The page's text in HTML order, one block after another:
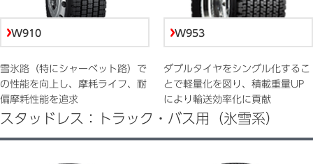
W910
雪氷路（特にシャーベット路）で
の性能を向上し、摩耗ライフ、耐
偏摩耗性能を追求
W953
ダブルタイヤをシングル化するこ
とで軽量化を図り、積載重量UP
により輸送効率化に貢献
スタッドレス：トラック・バス用（氷雪系）